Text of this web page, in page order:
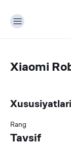
Xiaomi
Xususiyatlari
Rang
Tavsif